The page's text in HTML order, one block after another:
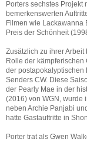
Porters sechstes Projekt
bemerkenswerten
Filmen wie Lackawanna
Preis der Schönheit
Zusätzlich zu ihrer Arbeit
Rolle der
der postapokalyptischen
Senders CW. Diese
der Pearly Mae in der
(2016) von WGN, wurde
neben Archie Panjabi
hatte Gastauftritte in
Porter trat als Gwen